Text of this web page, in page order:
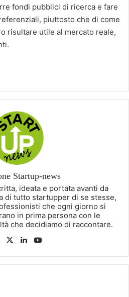
fondi pubblici di ricerca e fare
piuttosto che di come
risultare utile al mercato reale,
Startup-news
ideata e portata avanti da
di tutto startupper di se stesse,
che ogni giorno si
in prima persona con le
che decidiamo di raccontare.
Facebook
X LinkedIn